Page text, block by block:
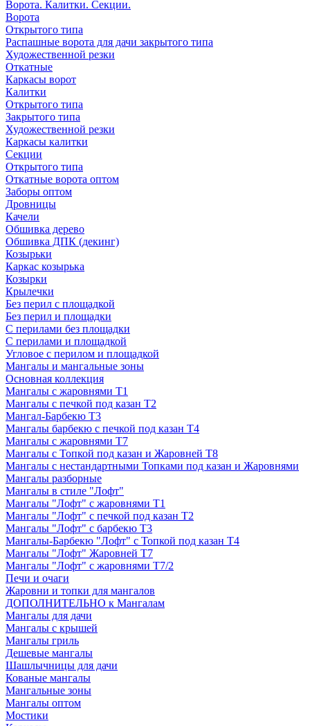
Ворота. Калитки. Секции.
Ворота
Открытого типа
Распашные ворота для дачи закрытого типа
Художественной резки
Откатные
Каркасы ворот
Калитки
Открытого типа
Закрытого типа
Художественной резки
Каркасы калитки
Секции
Открытого типа
Откатные ворота оптом
Заборы оптом
Дровницы
Качели
Обшивка дерево
Обшивка ДПК (декинг)
Козырьки
Каркас козырька
Козырки
Крылечки
Без перил с площадкой
Без перил и площадки
С перилами без площадки
С перилами и площадкой
Угловое с перилом и площадкой
Мангалы и мангальные зоны
Основная коллекция
Мангалы с жаровнями Т1
Мангалы с печкой под казан Т2
Мангал-Барбекю Т3
Мангалы барбекю с печкой под казан Т4
Мангалы с жаровнями Т7
Мангалы с Топкой под казан и Жаровней Т8
Мангалы с нестандартными Топками под казан и Жаровнями
Мангалы разборные
Мангалы в стиле "Лофт"
Мангалы "Лофт" с жаровнями Т1
Мангалы "Лофт" с печкой под казан Т2
Мангалы "Лофт" с барбекю Т3
Мангалы-Барбекю "Лофт" с Топкой под казан Т4
Мангалы "Лофт" Жаровней Т7
Мангалы "Лофт" с жаровнями Т7/2
Печи и очаги
Жаровни и топки для мангалов
ДОПОЛНИТЕЛЬНО к Мангалам
Мангалы для дачи
Мангалы с крышей
Мангалы гриль
Дешевые мангалы
Шашлычницы для дачи
Кованые мангалы
Мангальные зоны
Мангалы оптом
Мостики